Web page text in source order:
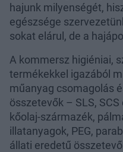
hajunk milyenségét,
egészsége
sokat elárul, de a
A kommersz higiéniai,
termékekkel igazából
műanyag csomagolás
összetevők – SLS,
kőolaj-származék,
illatanyagok, PEG,
állati eredetű